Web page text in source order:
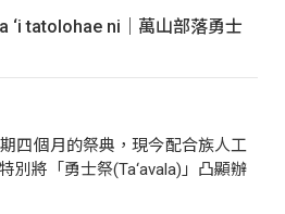
‘i tatolohae ni｜萬山部落勇士
四個月的祭典，現今配合族人工
別將「勇士祭(Ta‘avala)」凸顯辦